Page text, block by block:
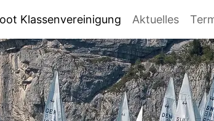
Klassenvereinigung Aktuelles